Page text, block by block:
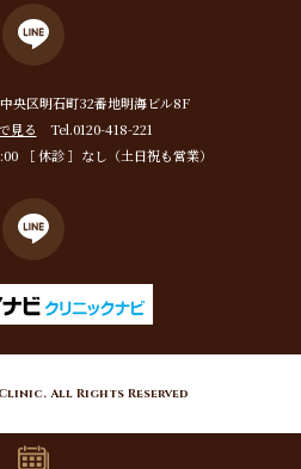
央区明石町32番地明海ビル8F
見る
Tel.0120-418-221
［ 休診 ］なし（土日祝も営業）
All Rights Reserved